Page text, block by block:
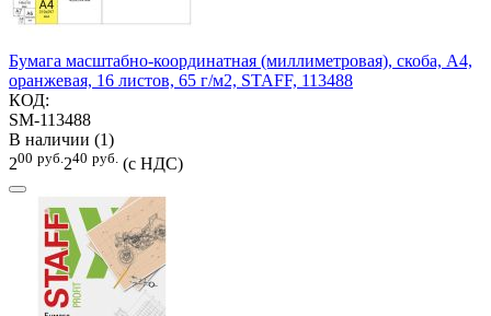
Бумага масштабно-координатная (миллиметровая), скоба, А4,
оранжевая, 16 листов, 65 г/м2, STAFF, 113488
КОД:
SM-113488
В наличии (1)
200 руб. 240 руб. (с НДС)